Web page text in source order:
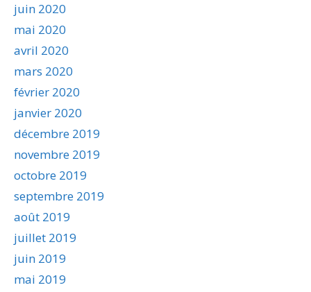
juin 2020
mai 2020
avril 2020
mars 2020
février 2020
janvier 2020
décembre 2019
novembre 2019
octobre 2019
septembre 2019
août 2019
juillet 2019
juin 2019
mai 2019